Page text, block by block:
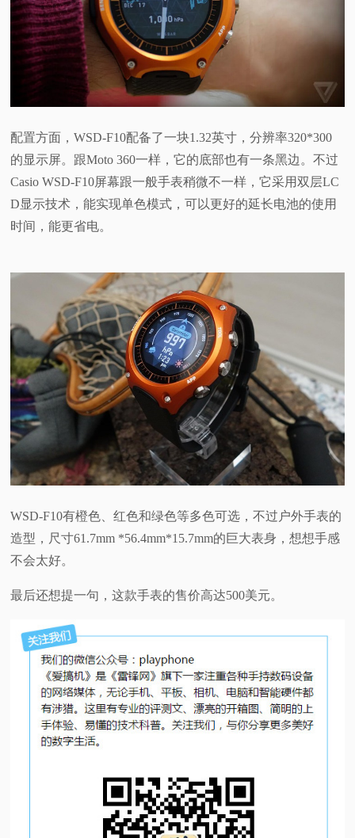
专
配置方面，WSD-F10配备了一块1.32英寸，分辨率320*300
的显示屏。跟Moto 360一样，它的底部也有一条黑边。不过
Casio WSD-F10屏幕跟一般手表稍微不一样，它采用双层LC
D显示技术，能实现单色模式，可以更好的延长电池的使用
时间，能更省电。
WSD-F10有橙色、红色和绿色等多色可选，不过户外手表的
造型，尺寸61.7mm *56.4mm*15.7mm的巨大表身，想想手感
不会太好。
最后还想提一句，这款手表的售价高达500美元。